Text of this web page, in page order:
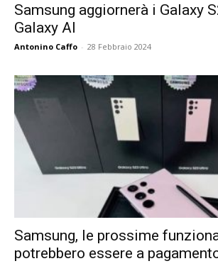
Samsung aggiornerà i Galaxy
Galaxy AI
Antonino Caffo - 28 Febbraio 2024
Samsung, le prossime
potrebbero essere a